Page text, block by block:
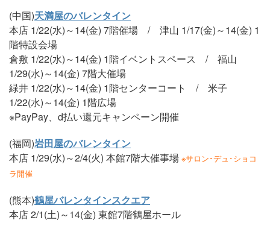
(中国)天満屋のバレンタイン
本店 1/22(水)～14(金) 7階催場 / 津山 1/17(金)～14(金) 1
階特設会場
倉敷 1/22(水)～14(金) 1階イベントスペース / 福山
1/29(水)～14(金) 7階大催場
緑井 1/22(水)～14(金) 1階センターコート / 米子
1/22(水)～14(金) 1階広場
※PayPay、d払い還元キャンペーン開催
(福岡)岩田屋のバレンタイン
本店 1/29(水)～2/4(火) 本館7階大催事場 ※サロン･デュ･ショコ
ラ開催
(熊本)鶴屋バレンタインスクエア
本店 2/1(土)～14(金) 東館7階鶴屋ホール